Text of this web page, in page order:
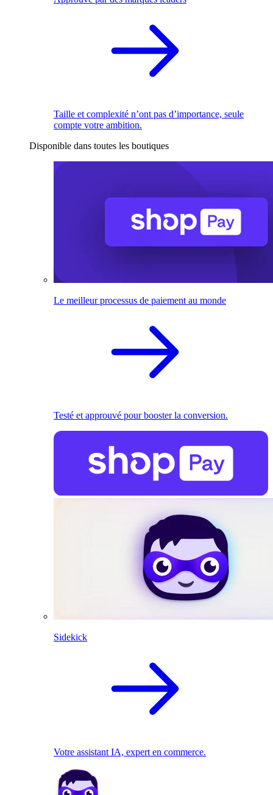
Taille et complexité n’ont pas d’importance, seule
compte votre ambition.
Disponible dans toutes les boutiques
Le meilleur processus de paiement au monde
Testé et approuvé pour booster la conversion.
Sidekick
Votre assistant IA, expert en commerce.